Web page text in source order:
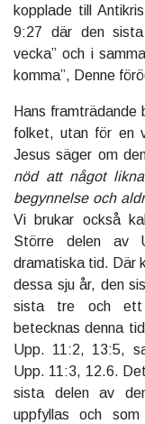
kopplade till
9:27 där den sista
vecka” och i
komma”, Denne
Hans framträdande
folket, utan för en
Jesus säger om
nöd att något
begynnelse och
Vi brukar också
Större delen av
dramatiska tid. Där
dessa sju år, den
sista tre och ett
betecknas denna
Upp. 11:2, 13:5,
Upp. 11:3, 12.6.
sista delen av
uppfyllas och